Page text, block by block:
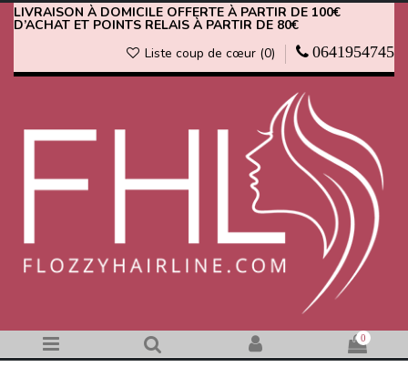
LIVRAISON À DOMICILE OFFERTE À PARTIR DE 100€
D’ACHAT ET POINTS RELAIS À PARTIR DE 80€
Liste coup de cœur (0) 0641954745
0